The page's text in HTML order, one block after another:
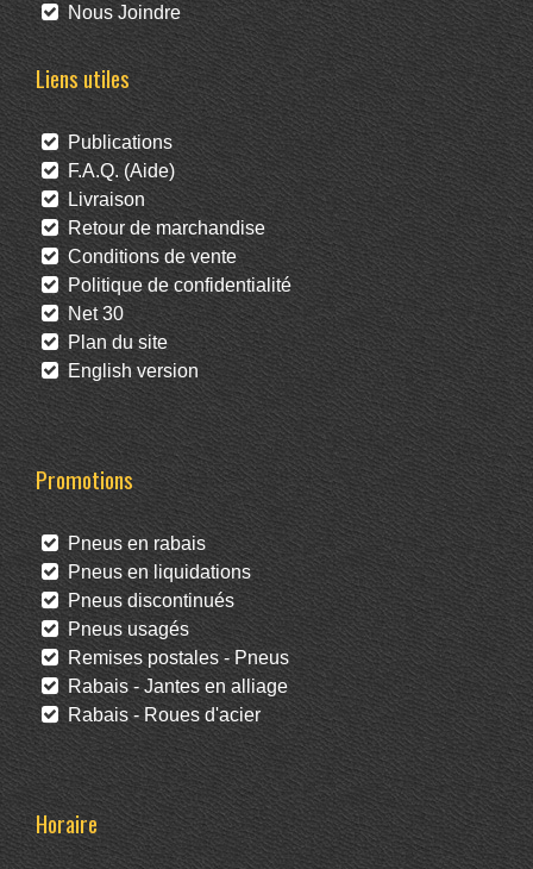
Nous Joindre
Liens utiles
Publications
F.A.Q. (Aide)
Livraison
Retour de marchandise
Conditions de vente
Politique de confidentialité
Net 30
Plan du site
English version
Promotions
Pneus en rabais
Pneus en liquidations
Pneus discontinués
Pneus usagés
Remises postales - Pneus
Rabais - Jantes en alliage
Rabais - Roues d'acier
Horaire